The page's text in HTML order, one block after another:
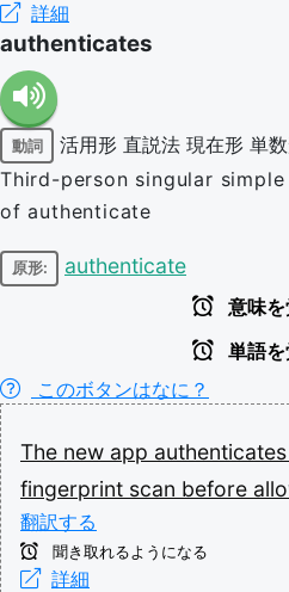
詳細
authenticates
動詞 活用形 直説法 現在形 単
Third-person singular
of authenticate
原形: authenticate
意味
単語
このボタンはなに？
The new app authenticates
fingerprint scan before
翻訳する
聞き取れるようになる
詳細